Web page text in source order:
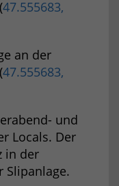
47.555683,
an der
47.555683,
und
Locals. Der
in der
Slipanlage.